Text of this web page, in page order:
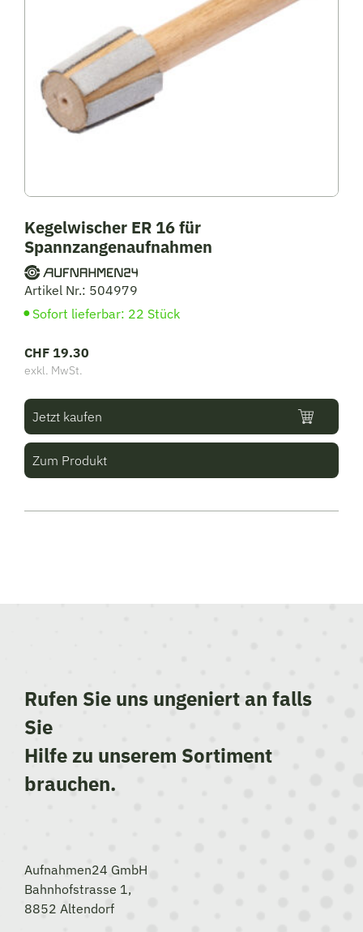
Kegelwischer ER 16 für
Spannzangenaufnahmen
CHF 19.30
exkl. MwSt.
Artikel Nr.: 504979
Sofort lieferbar: 22 Stück
Jetzt kaufen
Zum Produkt
Rufen Sie uns ungeniert an falls
Sie
Hilfe zu unserem Sortiment
brauchen.
Aufnahmen24 GmbH
Bahnhofstrasse 1,
8852 Altendorf